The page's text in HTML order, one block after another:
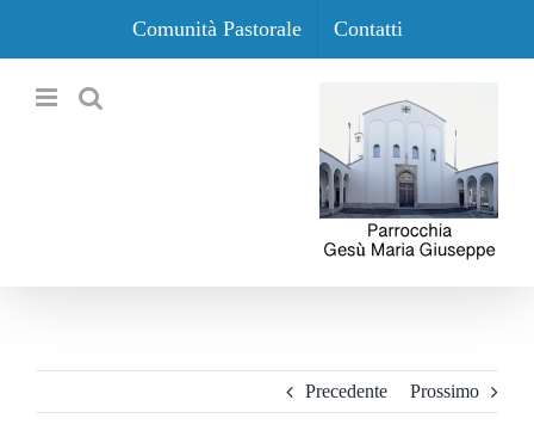
Comunità Pastorale Contatti
Precedente Prossimo